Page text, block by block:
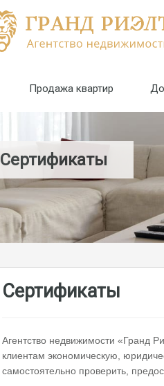
Продажа квартир
Сертификаты
Сертификаты
Агентство недвижимости «Гранд
клиентам экономическую,
самостоятельно проверить,